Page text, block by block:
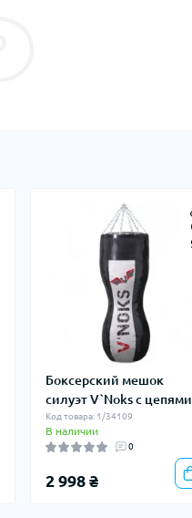
Боксерский мешок
силуэт V`Noks с цепями
Код товара: 1/34109
В наличии
0
2 998 ₴